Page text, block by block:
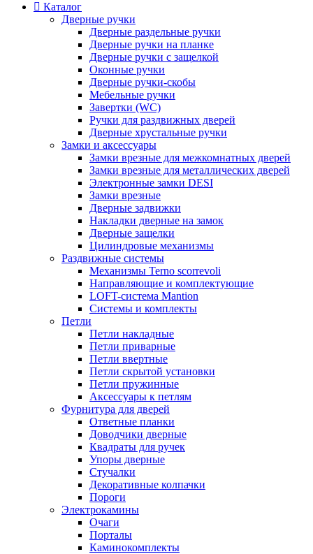
Каталог
Дверные ручки
Дверные раздельные ручки
Дверные ручки на планке
Дверные ручки с защелкой
Оконные ручки
Дверные ручки-скобы
Мебельные ручки
Завертки (WC)
Ручки для раздвижных дверей
Дверные хрустальные ручки
Замки и аксессуары
Замки врезные для межкомнатных дверей
Замки врезные для металлических дверей
Электронные замки DESI
Замки врезные
Дверные задвижки
Накладки дверные на замок
Дверные защелки
Цилиндровые механизмы
Раздвижные системы
Механизмы Terno scorrevoli
Направляющие и комплектующие
LOFT-cистема Mantion
Системы и комплекты
Петли
Петли накладные
Петли приварные
Петли ввертные
Петли скрытой установки
Петли пружинные
Аксессуары к петлям
Фурнитура для дверей
Ответные планки
Доводчики дверные
Квадраты для ручек
Упоры дверные
Стучалки
Декоративные колпачки
Пороги
Электрокамины
Очаги
Порталы
Каминокомплекты